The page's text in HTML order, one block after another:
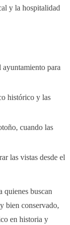
y la hospitalidad
ayuntamiento para
histórico y las
cuando las
las vistas desde el
quienes buscan
bien conservado,
en historia y